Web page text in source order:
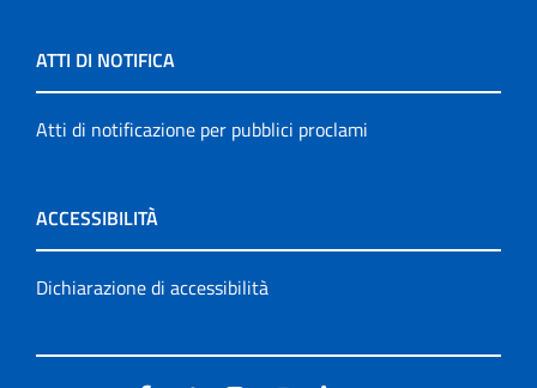
ATTI DI NOTIFICA
Atti di notificazione per pubblici proclami
ACCESSIBILITÀ
Dichiarazione di accessibilità